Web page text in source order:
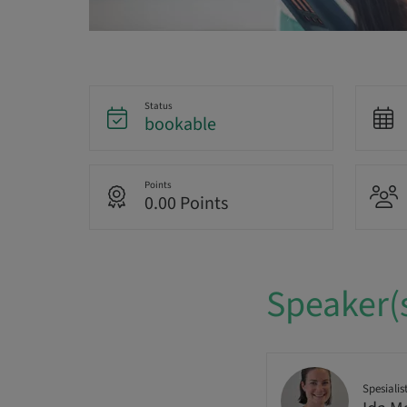
Status
bookable
Points
0.00 Points